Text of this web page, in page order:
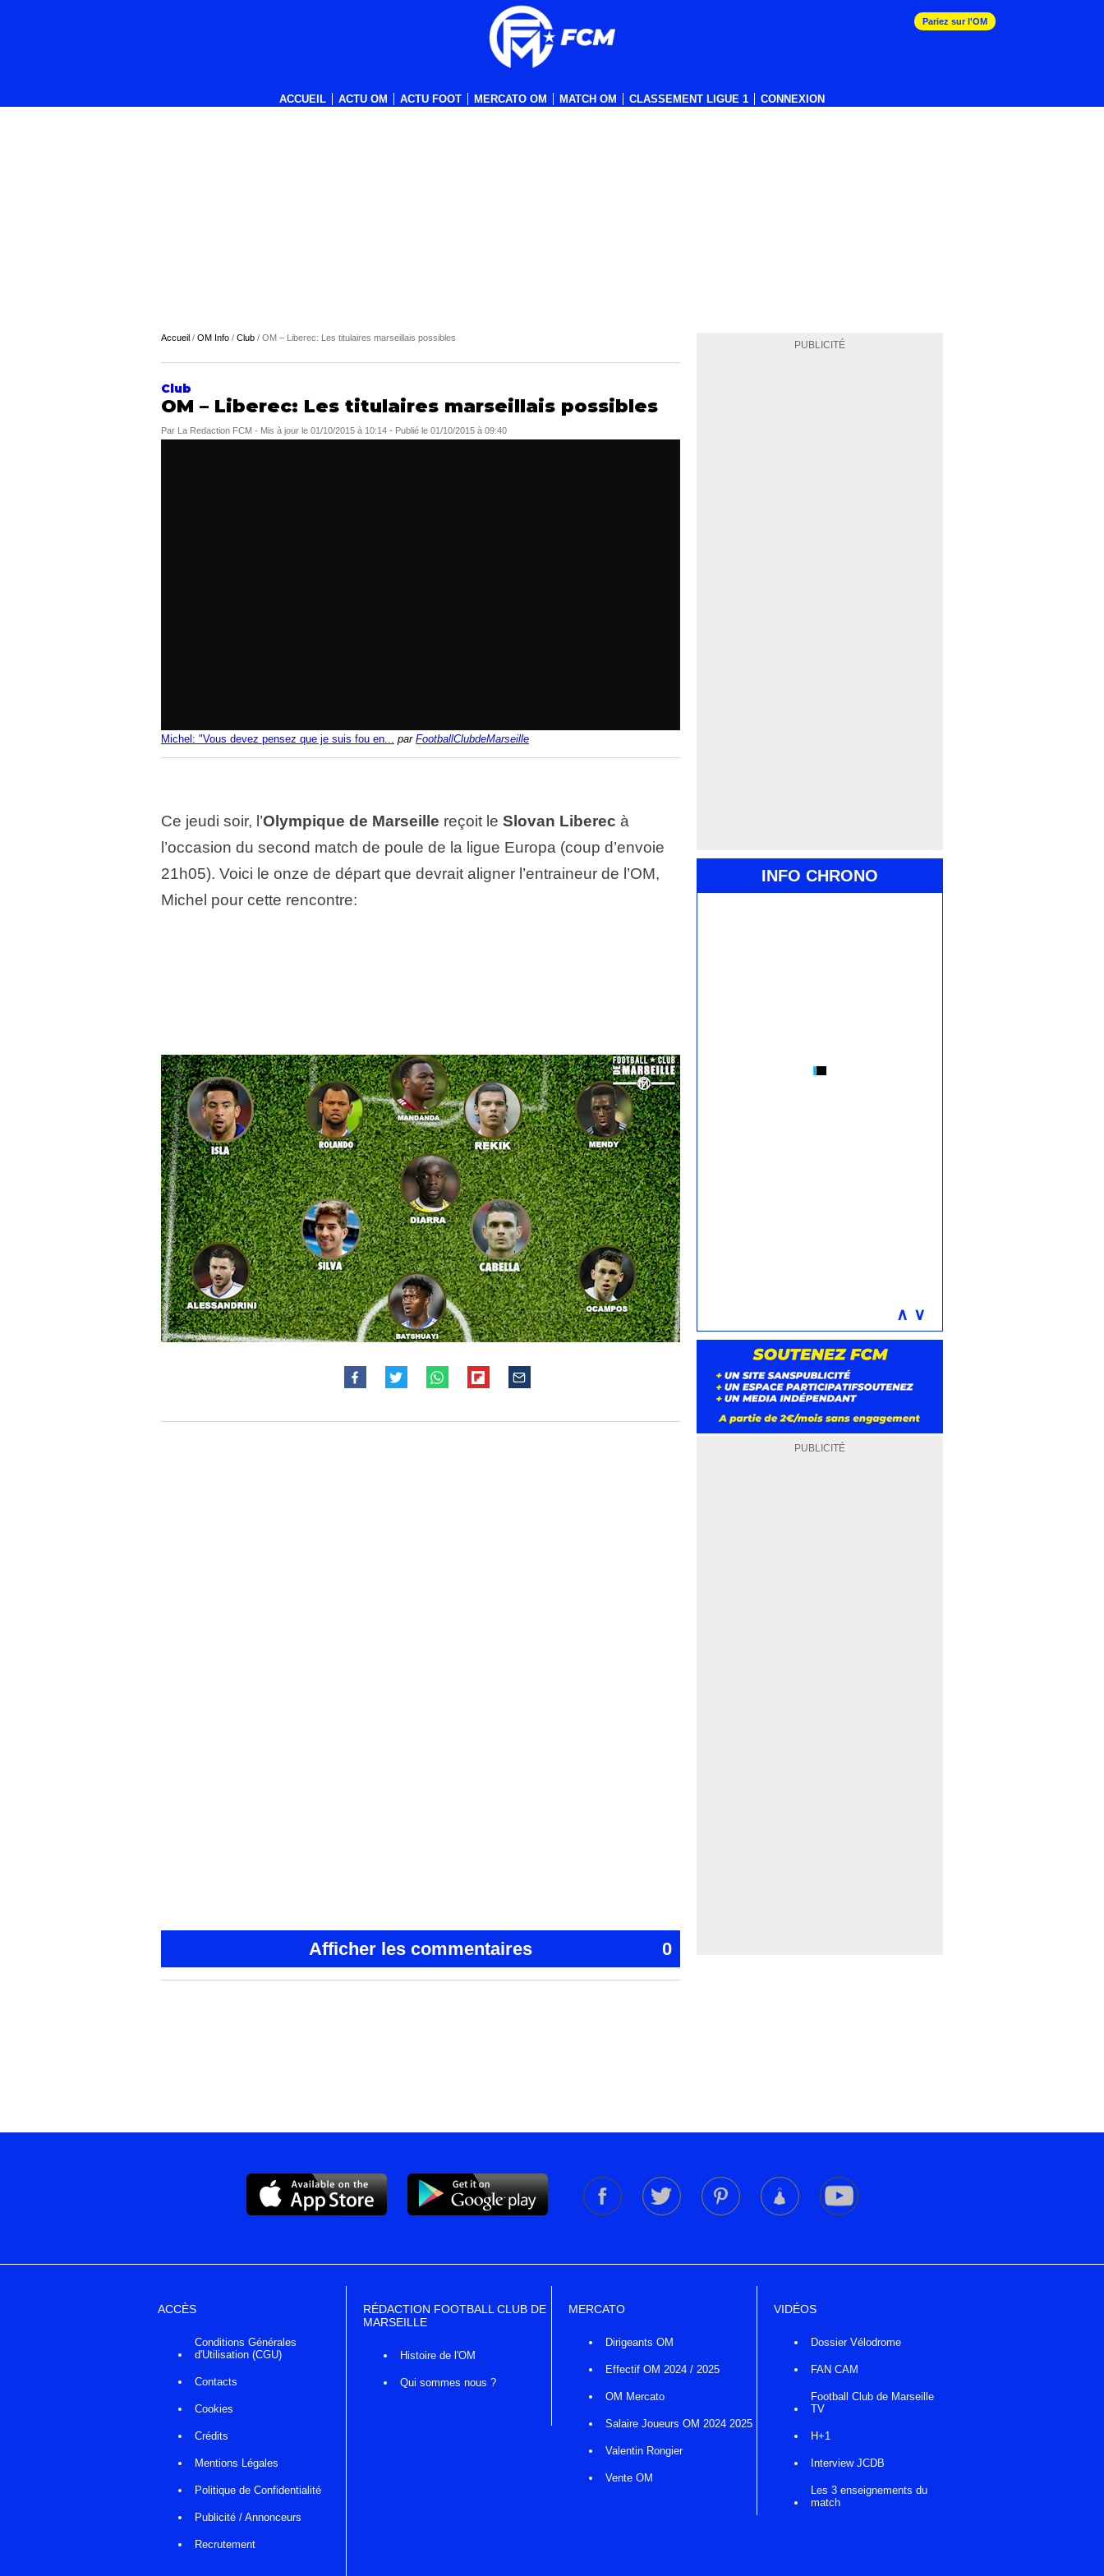
ACCUEIL ACTU OM ACTU FOOT MERCATO OM MATCH OM CLASSEMENT LIGUE 1 CONNEXION
Pariez sur l'OM
PUBLICITÉ
INFO CHRONO
∧ ∨
PUBLICITÉ
Accueil / OM Info / Club / OM – Liberec: Les titulaires marseillais possibles
Club
OM – Liberec: Les titulaires marseillais possibles
Par La Redaction FCM - Mis à jour le 01/10/2015 à 10:14 - Publié le 01/10/2015 à 09:40
Michel: "Vous devez pensez que je suis fou en... par FootballClubdeMarseille
Ce jeudi soir, l’Olympique de Marseille reçoit le Slovan Liberec à
l’occasion du second match de poule de la ligue Europa (coup d’envoie
21h05). Voici le onze de départ que devrait aligner l’entraineur de l’OM,
Michel pour cette rencontre:
Afficher les commentaires 0
ACCÈS
Conditions Générales
d'Utilisation (CGU)
Contacts
Cookies
Crédits
Mentions Légales
Politique de Confidentialité
Publicité / Annonceurs
Recrutement
RÉDACTION FOOTBALL CLUB DE
MARSEILLE
Histoire de l'OM
Qui sommes nous ?
MERCATO
Dirigeants OM
Effectif OM 2024 / 2025
OM Mercato
Salaire Joueurs OM 2024 2025
Valentin Rongier
Vente OM
VIDÉOS
Dossier Vélodrome
FAN CAM
Football Club de Marseille
TV
H+1
Interview JCDB
Les 3 enseignements du
match